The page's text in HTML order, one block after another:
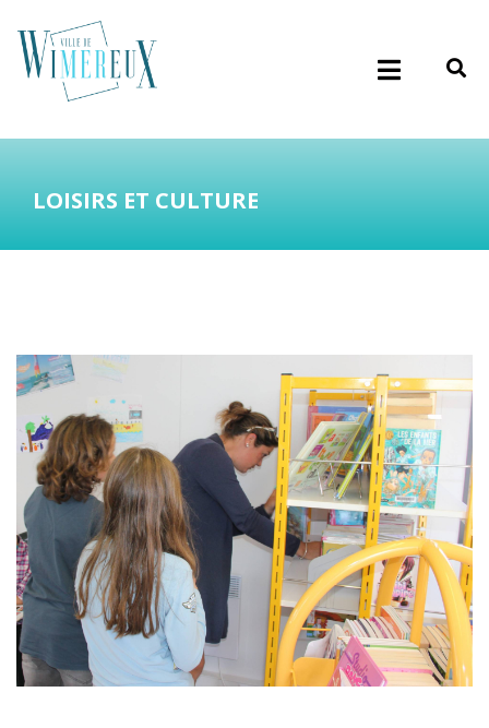
LOISIRS ET CULTURE